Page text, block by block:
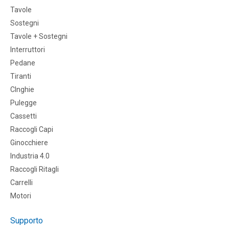
Tavole
Sostegni
Tavole + Sostegni
Interruttori
Pedane
Tiranti
CInghie
Pulegge
Cassetti
Raccogli Capi
Ginocchiere
Industria 4.0
Raccogli Ritagli
Carrelli
Motori
Supporto